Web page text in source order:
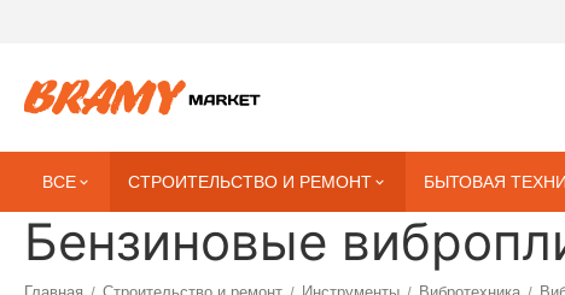
ВСЕ СТРОИТЕЛЬСТВО И РЕМОНТ БЫТОВАЯ
Бензиновые